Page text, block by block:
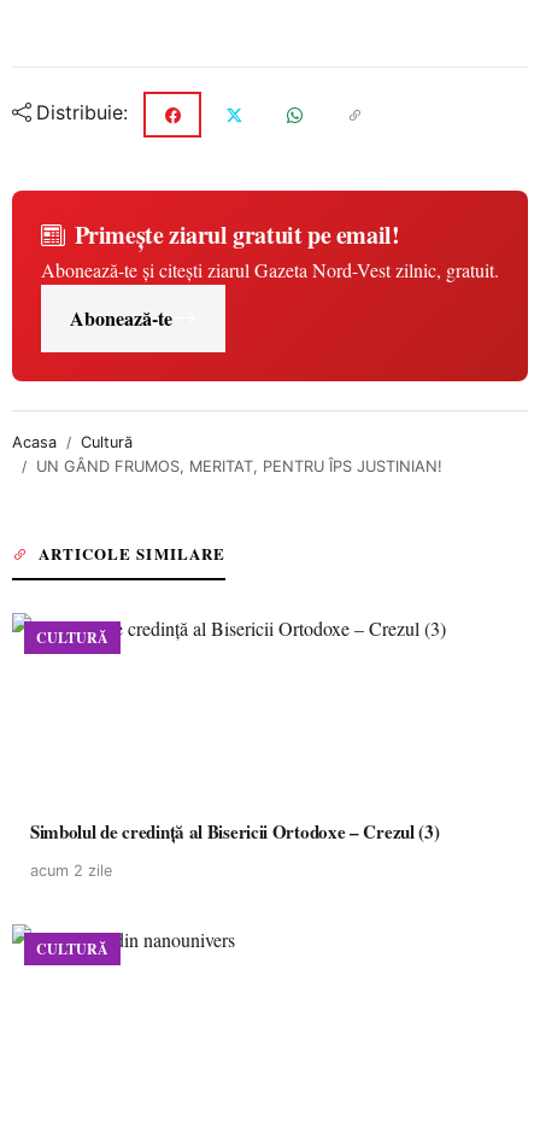
Distribuie:
Primește ziarul gratuit pe email!
Abonează-te și citești ziarul Gazeta Nord-Vest zilnic, gratuit.
Abonează-te
Acasa
Cultură
UN GÂND FRUMOS, MERITAT, PENTRU ÎPS JUSTINIAN!
ARTICOLE SIMILARE
CULTURĂ
Simbolul de credinţă al Bisericii Ortodoxe – Crezul (3)
acum 2 zile
CULTURĂ